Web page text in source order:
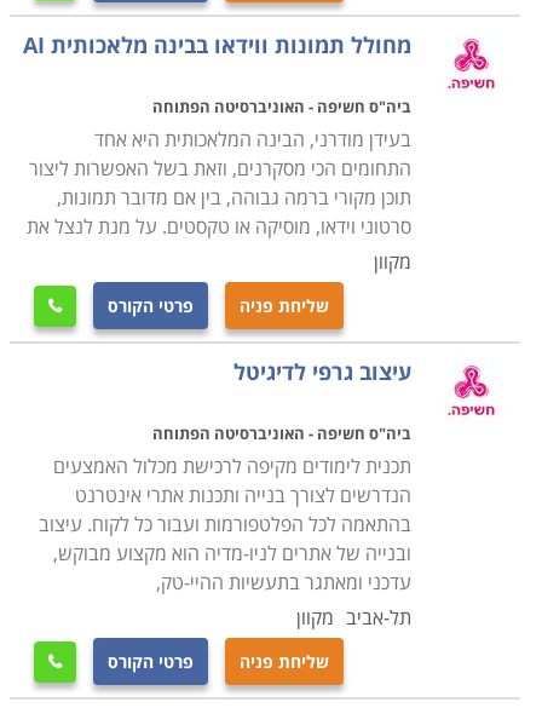
מטרת הלימודים
מטרתם של לימודי עיצוב גרפי היא להעניק את הכלים
הדרושים על מנת להביא את הרעיון העיצובי לידי ביצוע
מעשי בפועל בשילוב טכניקות שונות, עד ליצירת קונספט
עיצובי הולם למטרה, וברמת הדיוק הדרושה, כמו לדוגמה
הכנה לדפוס או לכל מדיה אחרת. למעשה, הלימודים
מעניקים ידע ביצירת טכניקת עבודה נכונה, שכן רעיון
מוצלח איננו מספיק, ויש צורך גם בהבנת הקונספט של
הפרויקט באופן שבו התוצאה תהיה מיטבית.
הקורסים משלבים מספר נושאים עיקריים: רישום, ציור, איור,
צילום ויכולת יצירתית לשלב בין רעיון מוצלח לביצוע מדויק
ואיכותי, הלימודים כוללים הכרת תוכנות מרכזיות בתחום כגון:
פוטושופ, אילוסטרייטד, פלאש ואנימציה.
למי זה מתאים
לימודי עיצוב גרפי מתאימים לכל מי שמעוניין לפתח קריירה
בעולם העיצוב והפרסום, כאשר אפשרויות התעסוקה הינן
רבות ומגוונות. אין כל צורך בידע מוקדם, אך בשל הביקוש
המתמיד והגבוה למגמות אלו במוסדות הלימוד היוקרתיים,
נערכות בדיקות ובחינות קבלה על מנת לוודא התאמה
מחולל תמונות ווידאו בבינה מלאכותית AI
ביה"ס חשיפה - האוניברסיטה הפתוחה
בעידן מודרני, הבינה המלאכותית היא אחד
התחומים הכי מסקרנים, וזאת בשל האפשרות ליצור
תוכן מקורי ברמה גבוהה, בין אם מדובר תמונות,
סרטוני וידאו, מוסיקה או טקסטים. על מנת לנצל את
מקוון
שליחת פניה פרטי הקורס 
עיצוב גרפי לדיגיטל
ביה"ס חשיפה - האוניברסיטה הפתוחה
תכנית לימודים מקיפה לרכישת מכלול האמצעים
הנדרשים לצורך בנייה ותכנות אתרי אינטרנט
בהתאמה לכל הפלטפורמות ועבור כל לקוח. עיצוב
ובנייה של אתרים לניו-מדיה הוא מקצוע מבוקש,
עדכני ומאתגר בתעשיות ההיי-טק,
תל-אביב מקוון
שליחת פניה פרטי הקורס 